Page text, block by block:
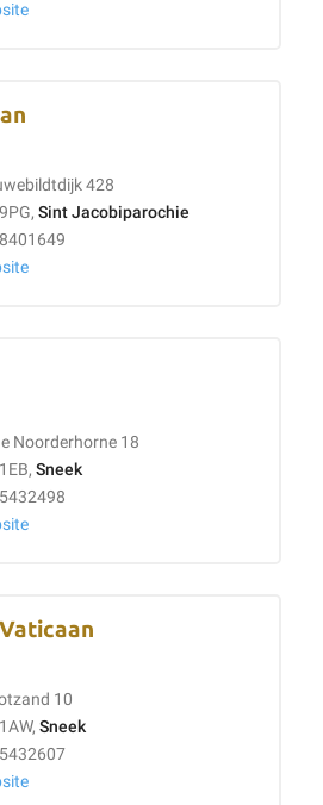
428
Sint Jacobiparochie
Noorderhorne 18
Sneek
10
Sneek